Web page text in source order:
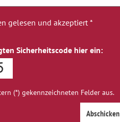
gelesen und akzeptiert *
Sicherheitscode hier ein:
(*) gekennzeichneten Felder aus.
Abschicken